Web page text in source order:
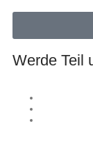
Werde Teil